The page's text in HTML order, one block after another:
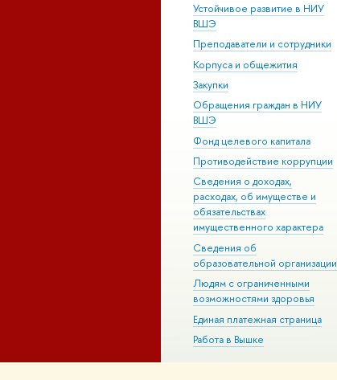
Устойчивое развитие в НИУ
ВШЭ
Преподаватели и сотрудники
Корпуса и общежития
Закупки
Обращения граждан в НИУ
ВШЭ
Фонд целевого капитала
Противодействие коррупции
Сведения о доходах,
расходах, об имуществе и
обязательствах
имущественного характера
Сведения об
образовательной организации
Людям с ограниченными
возможностями здоровья
Единая платежная страница
Работа в Вышке